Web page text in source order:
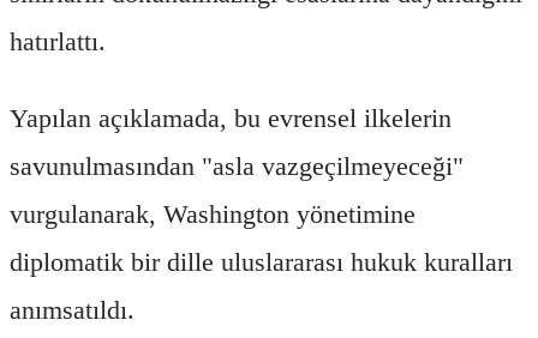
hatırlattı.
Yapılan açıklamada, bu evrensel ilkelerin
savunulmasından "asla vazgeçilmeyeceği"
vurgulanarak, Washington yönetimine
diplomatik bir dille uluslararası hukuk kuralları
anımsatıldı.